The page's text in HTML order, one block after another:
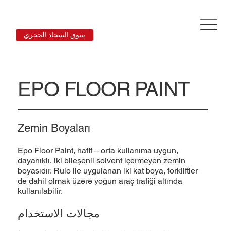
سوق السجاد الحجري
EPO FLOOR PAINT
Zemin Boyaları
Epo Floor Paint, haﬁf – orta kullanıma uygun,
dayanıklı, iki bileşenli solvent içermeyen zemin
boyasıdır. Rulo ile uygulanan iki kat boya, forkliftler
de dahil olmak üzere yoğun araç traﬁği altında
kullanılabilir.
مجالات الاستخدام